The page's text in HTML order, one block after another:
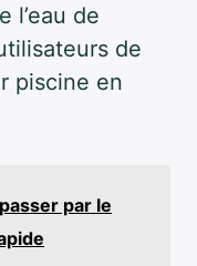
l’eau de
de
piscine en
par le